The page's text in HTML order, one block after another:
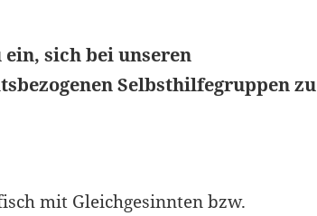
sich bei unseren
Selbsthilfegruppen zu
mit Gleichgesinnten bzw.